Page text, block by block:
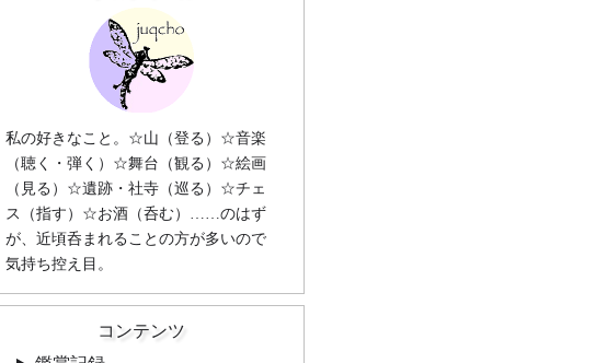
私の好きなこと。☆山（登る）☆音楽
（聴く・弾く）☆舞台（観る）☆絵画
（見る）☆遺跡・社寺（巡る）☆チェ
ス（指す）☆お酒（呑む）……のはず
が、近頃呑まれることの方が多いので
気持ち控え目。
コンテンツ